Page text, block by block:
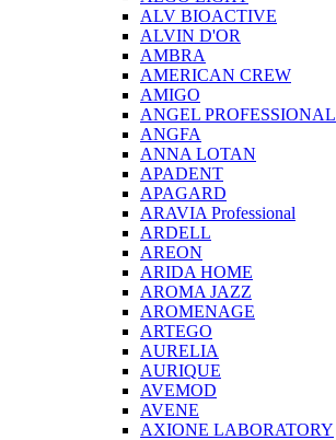
ALV BIOACTIVE
ALVIN D'OR
AMBRA
AMERICAN CREW
AMIGO
ANGEL PROFESSIONAL
ANGFA
ANNA LOTAN
APADENT
APAGARD
ARAVIA Professional
ARDELL
AREON
ARIDA HOME
AROMA JAZZ
AROMENAGE
ARTEGO
AURELIA
AURIQUE
AVEMOD
AVENE
AXIONE LABORATORY